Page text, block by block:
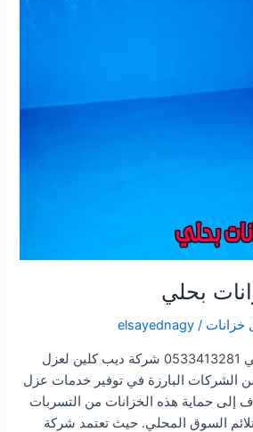
بحلي
/
elsayednagy
شركة عزل خزانات بحلي 0533413281 شركة ديب كلين لعزل
الشركات البارزة في توفير خدمات عزل
إلى حماية هذه الخزانات من التسربات
تلائم السوق المحلي. حيث تعتمد شركة